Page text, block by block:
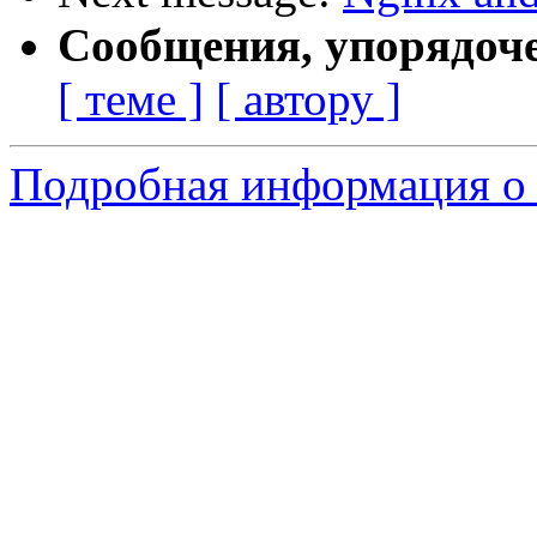
Сообщения,
[ теме ] [ автору ]
Подробная информация